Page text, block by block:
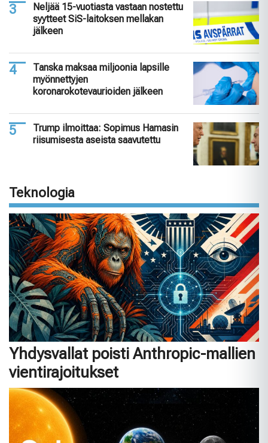
Neljää 15-vuotiasta vastaan nostettu
syytteet SiS-laitoksen mellakan
jälkeen
Tanska maksaa miljoonia lapsille
myönnettyjen
koronarokotevaurioiden jälkeen
Trump ilmoittaa: Sopimus Hamasin
riisumisesta aseista saavutettu
Teknologia
Yhdysvallat poisti Anthropic-mallien
vientirajoitukset